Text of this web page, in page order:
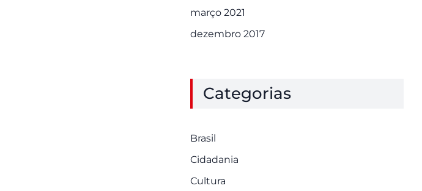
março 2021
dezembro 2017
Categorias
Brasil
Cidadania
Cultura